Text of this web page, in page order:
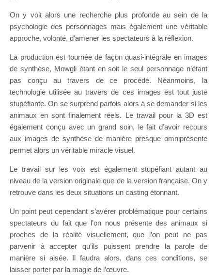
On y voit alors une recherche plus profonde au sein de la
psychologie des personnages mais également une véritable
approche, volonté, d’amener les spectateurs à la réflexion.
La production est tournée de façon quasi-intégrale en images
de synthèse, Mowgli étant en soit le seul personnage n’étant
pas conçu au travers de ce procédé. Néanmoins, la
technologie utilisée au travers de ces images est tout juste
stupéfiante. On se surprend parfois alors à se demander si les
animaux en sont finalement réels. Le travail pour la 3D est
également conçu avec un grand soin, le fait d’avoir recours
aux images de synthèse de manière presque omniprésente
permet alors un véritable miracle visuel.
Le travail sur les voix est également stupéfiant autant au
niveau de la version originale que de la version française. On y
retrouve dans les deux situations un casting étonnant.
Un point peut cependant s’avérer problématique pour certains
spectateurs du fait que l’on nous présente des animaux si
proches de la réalité visuellement, que l’on peut ne pas
parvenir à accepter qu’ils puissent prendre la parole de
manière si aisée. Il faudra alors, dans ces conditions, se
laisser porter par la magie de l’œuvre.